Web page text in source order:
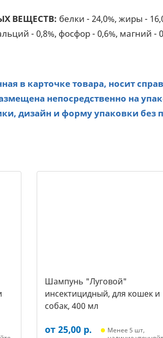
ВЕЩЕСТВ: белки - 24,0%, жиры -
- 0,8%, фосфор - 0,6%, магний -
в карточке товара, носит
непосредственно на
дизайн и форму упаковки без
Шампунь "Луговой"
инсектицидный, для кошек и
собак, 400 мл
от 25,00 р.
Менее 5 шт,